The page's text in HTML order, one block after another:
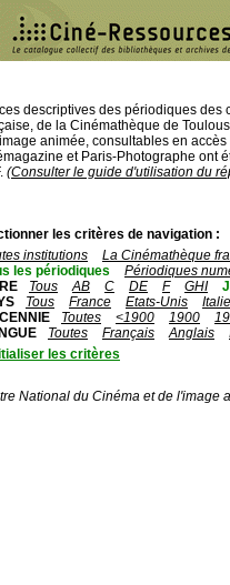
descriptives des périodiques des
de la Cinémathèque de
animée, consultables en
et Paris-Photographe ont
(Consulter le guide d'utilisation du
les critères de navigation :
institutions
La Cinémathèque
les périodiques
Périodiques
Tous AB C DE F GHI
Tous France Etats-Unis Italie
Toutes <1900 1900
Toutes Français Anglais
les critères
National du Cinéma et de l'image